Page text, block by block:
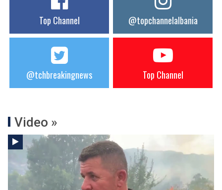
Top Channel @topchannelalbania
@tchbreakingnews Top Channel
Video »